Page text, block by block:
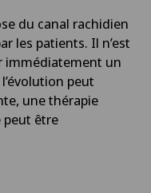
du canal rachidien
les patients. Il n’est
immédiatement un
peut
une thérapie
peut être